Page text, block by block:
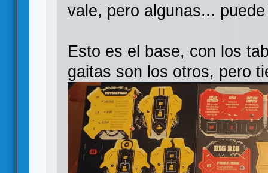
vale, pero algunas...
Esto es el base, con los
gaitas son los otros, pero